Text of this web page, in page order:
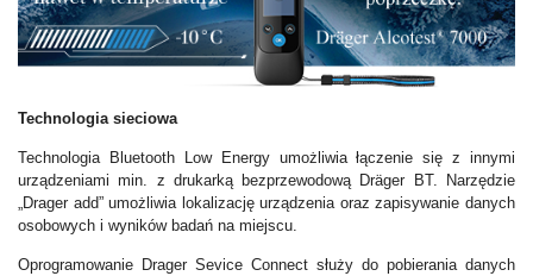
Technologia sieciowa
Technologia Bluetooth Low Energy umożliwia łączenie się z innymi
urządzeniami min. z drukarką bezprzewodową Dräger BT. Narzędzie
„Drager add” umożliwia lokalizację urządzenia oraz zapisywanie danych
osobowych i wyników badań na miejscu.
Oprogramowanie Drager Sevice Connect służy do pobierania danych